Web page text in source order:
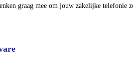
graag mee om jouw zakelijke telefonie